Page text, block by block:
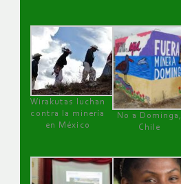
Wirakutas luchan
contra la minería
en México
No a Dominga,
Chile